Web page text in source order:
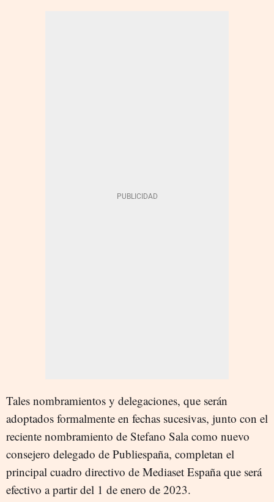
Tales nombramientos y delegaciones, que serán
adoptados formalmente en fechas sucesivas, junto con el
reciente nombramiento de Stefano Sala como nuevo
consejero delegado de Publiespaña, completan el
principal cuadro directivo de Mediaset España que será
efectivo a partir del 1 de enero de 2023.